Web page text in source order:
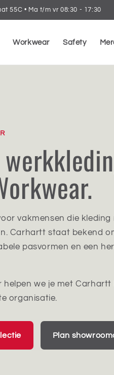
55C • Ma t/m vr 08:30 - 17:30
Workwear Safety
vakmensen die
Carhartt staat bekend
pasvormen en een
helpen we je met Carhartt
organisatie.
Plan